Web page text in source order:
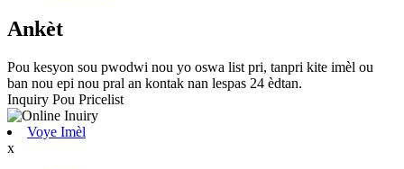
Ankèt
Pou kesyon sou pwodwi nou yo oswa list pri, tanpri kite imèl ou
ban nou epi nou pral an kontak nan lespas 24 èdtan.
Inquiry Pou Pricelist
Voye Imèl
x